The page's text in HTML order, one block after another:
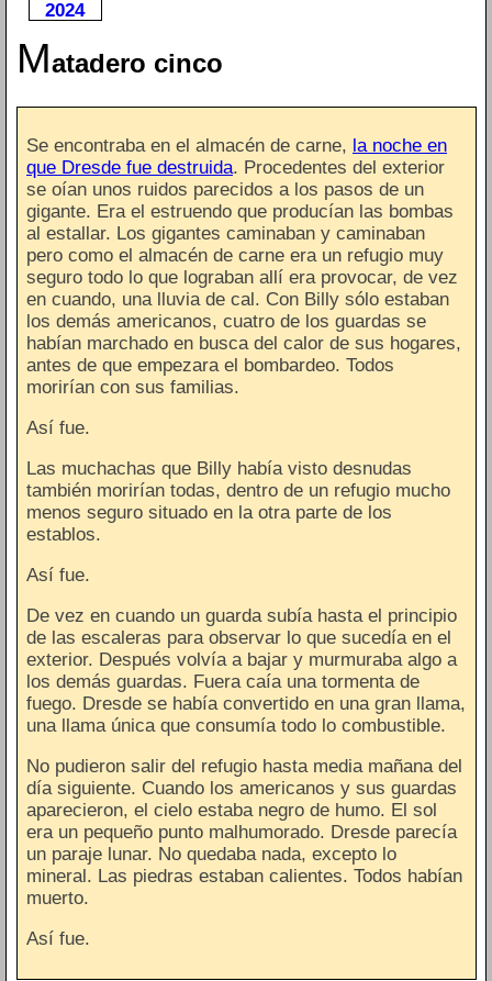
2024
Matadero cinco
Se encontraba en el almacén de carne, la noche en
que Dresde fue destruida. Procedentes del exterior
se oían unos ruidos parecidos a los pasos de un
gigante. Era el estruendo que producían las bombas
al estallar. Los gigantes caminaban y caminaban
pero como el almacén de carne era un refugio muy
seguro todo lo que lograban allí era provocar, de vez
en cuando, una lluvia de cal. Con Billy sólo estaban
los demás americanos, cuatro de los guardas se
habían marchado en busca del calor de sus hogares,
antes de que empezara el bombardeo. Todos
morirían con sus familias.
Así fue.
Las muchachas que Billy había visto desnudas
también morirían todas, dentro de un refugio mucho
menos seguro situado en la otra parte de los
establos.
Así fue.
De vez en cuando un guarda subía hasta el principio
de las escaleras para observar lo que sucedía en el
exterior. Después volvía a bajar y murmuraba algo a
los demás guardas. Fuera caía una tormenta de
fuego. Dresde se había convertido en una gran llama,
una llama única que consumía todo lo combustible.
No pudieron salir del refugio hasta media mañana del
día siguiente. Cuando los americanos y sus guardas
aparecieron, el cielo estaba negro de humo. El sol
era un pequeño punto malhumorado. Dresde parecía
un paraje lunar. No quedaba nada, excepto lo
mineral. Las piedras estaban calientes. Todos habían
muerto.
Así fue.